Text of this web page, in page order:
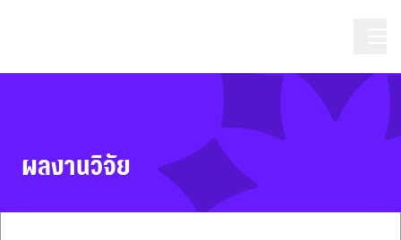
ผลงานวิจัย